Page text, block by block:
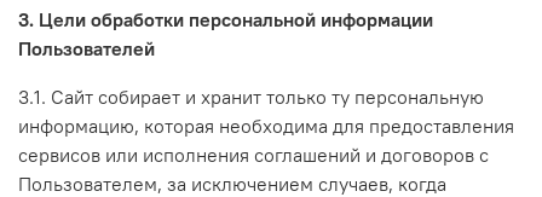
3. Цели обработки персональной информации
Пользователей
3.1. Сайт собирает и хранит только ту персональную
информацию, которая необходима для предоставления
сервисов или исполнения соглашений и договоров с
Пользователем, за исключением случаев, когда